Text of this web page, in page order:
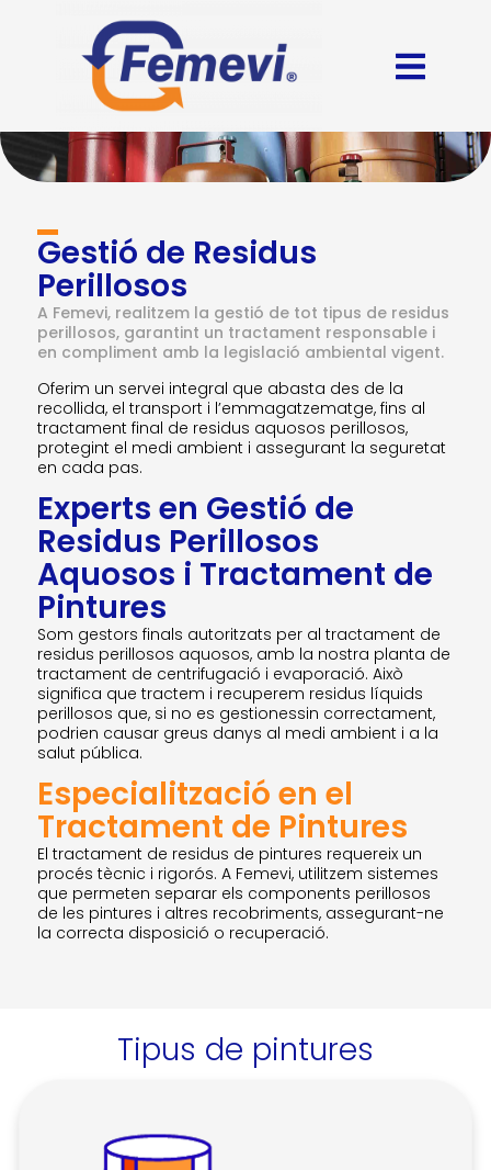
Gestió de Residus
Perillosos
A Femevi, realitzem la gestió de tot tipus de residus
perillosos, garantint un tractament responsable i
en compliment amb la legislació ambiental vigent.
Oferim un servei integral que abasta des de la
recollida, el transport i l’emmagatzematge, fins al
tractament final de residus aquosos perillosos,
protegint el medi ambient i assegurant la seguretat
en cada pas.
Experts en Gestió de
Residus Perillosos
Aquosos i Tractament de
Pintures
Som gestors finals autoritzats per al tractament de
residus perillosos aquosos, amb la nostra planta de
tractament de centrifugació i evaporació. Això
significa que tractem i recuperem residus líquids
perillosos que, si no es gestionessin correctament,
podrien causar greus danys al medi ambient i a la
salut pública.
Especialització en el
Tractament de Pintures
El tractament de residus de pintures requereix un
procés tècnic i rigorós. A Femevi, utilitzem sistemes
que permeten separar els components perillosos
de les pintures i altres recobriments, assegurant-ne
la correcta disposició o recuperació.
Tipus de pintures